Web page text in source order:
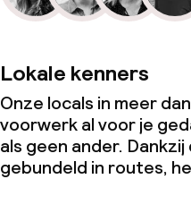
Lokale kenners
Onze locals in meer
voorwerk al voor je
als geen ander.
gebundeld in routes,